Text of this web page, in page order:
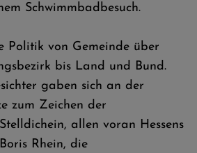
Schwimmbadbesuch.
Politik von Gemeinde über
bis Land und Bund.
gaben sich an der
zum Zeichen der
allen voran Hessens
Rhein, die